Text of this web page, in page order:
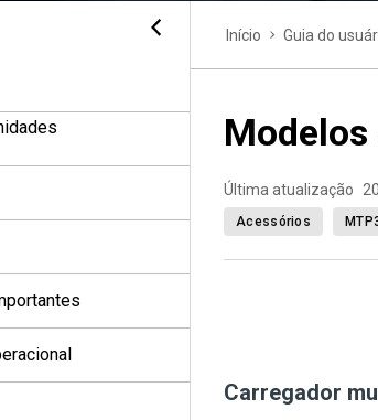
Início Guia do
Última atualização
Acessórios
Carregador